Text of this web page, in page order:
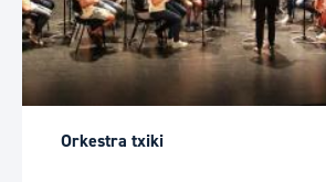
Orkestra txiki